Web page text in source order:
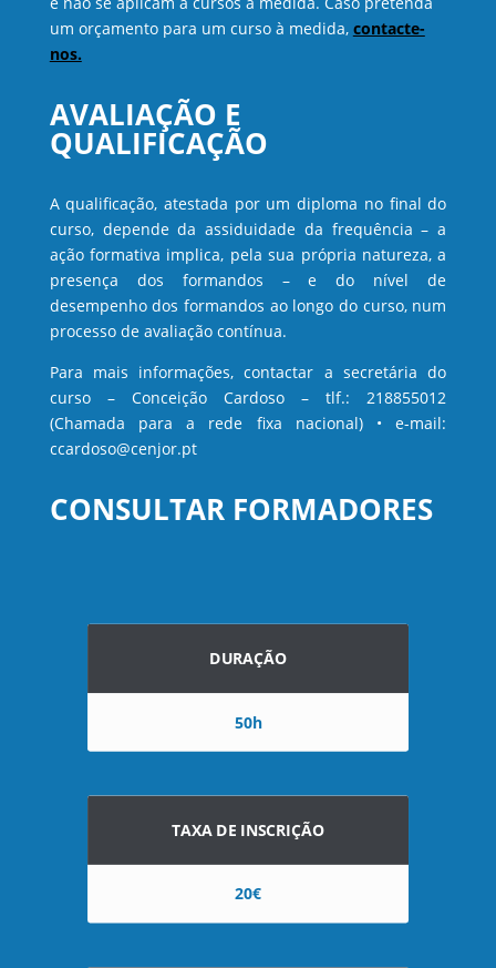
um orçamento para um curso à medida, contacte-
nos.
AVALIAÇÃO E
QUALIFICAÇÃO
A qualificação, atestada por um diploma no final do
curso, depende da assiduidade da frequência – a
ação formativa implica, pela sua própria natureza, a
presença dos formandos – e do nível de
desempenho dos formandos ao longo do curso, num
processo de avaliação contínua.
Para mais informações, contactar a secretária do
curso – Conceição Cardoso – tlf.: 218855012
(Chamada para a rede fixa nacional) • e-mail:
ccardoso@cenjor.pt
CONSULTAR FORMADORES
DURAÇÃO
50h
TAXA DE INSCRIÇÃO
20€